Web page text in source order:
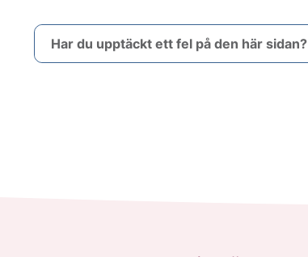
Har du upptäckt ett fel på den här sidan?